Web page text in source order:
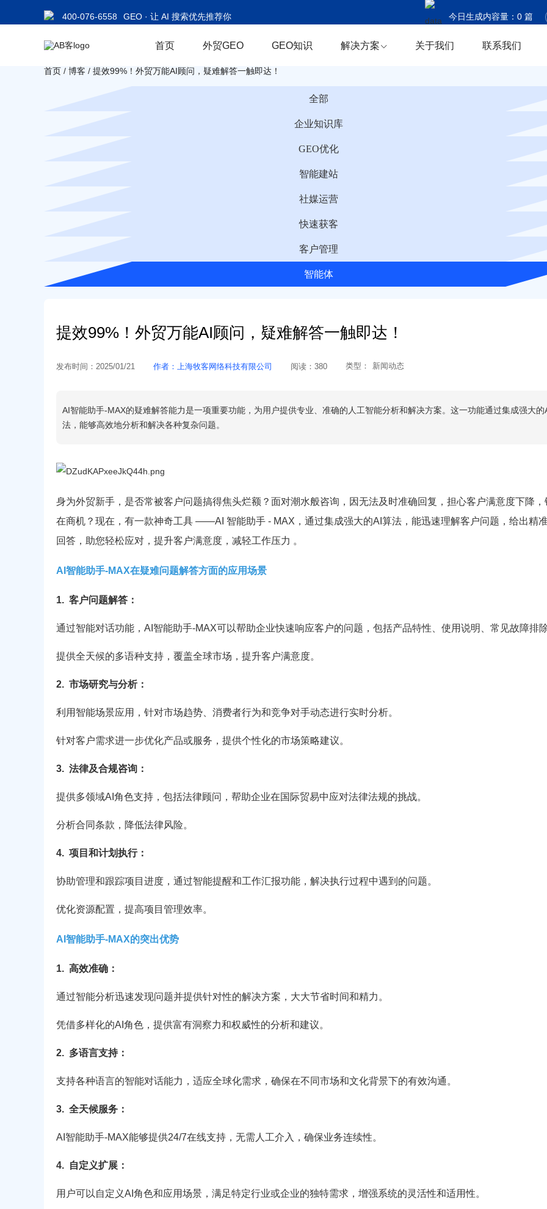
400-076-6558 GEO · 让 AI 搜索优先推荐你 今日生成内容量： 0篇
今日商机捕获： 0条
首页 外贸GEO GEO知识 解决方案 关于我们 联系我们
首页 / 博客 / 提效99%！外贸万能AI顾问，疑难解答一触即达！
全部
企业知识库
GEO优化
智能建站
社媒运营
快速获客
客户管理
智能体
提效99%！外贸万能AI顾问，疑难解答一触即达！
发布时间： 2025/01/21 作者： 上海牧客网络科技有限公司 阅读： 380 类型： 新闻动态
AI智能助手-MAX的疑难解答能力是一项重要功能，为用户提供专业、准确的人工智能分析和解决方案。这一功能通过集成强大的
法，能够高效地分析和解决各种复杂问题。
身为外贸新手，是否常被客户问题搞得焦头烂额？面对潮水般咨询，因无法及时准确回复，担心客户满意度下降，
在商机？现在，有一款神奇工具 ——AI 智能助手 - MAX，通过集成强大的AI算法，能迅速理解客户问题，给出精
回答，助您轻松应对，提升客户满意度，减轻工作压力 。
AI智能助手-MAX在疑难问题解答方面的应用场景
1. 客户问题解答：
通过智能对话功能，AI智能助手-MAX可以帮助企业快速响应客户的问题，包括产品特性、使用说明、常见故障排
提供全天候的多语种支持，覆盖全球市场，提升客户满意度。
2. 市场研究与分析：
利用智能场景应用，针对市场趋势、消费者行为和竞争对手动态进行实时分析。
针对客户需求进一步优化产品或服务，提供个性化的市场策略建议。
3. 法律及合规咨询：
提供多领域AI角色支持，包括法律顾问，帮助企业在国际贸易中应对法律法规的挑战。
分析合同条款，降低法律风险。
4. 项目和计划执行：
协助管理和跟踪项目进度，通过智能提醒和工作汇报功能，解决执行过程中遇到的问题。
优化资源配置，提高项目管理效率。
AI智能助手-MAX的突出优势
1. 高效准确：
通过智能分析迅速发现问题并提供针对性的解决方案，大大节省时间和精力。
凭借多样化的AI角色，提供富有洞察力和权威性的分析和建议。
2. 多语言支持：
支持各种语言的智能对话能力，适应全球化需求，确保在不同市场和文化背景下的有效沟通。
3. 全天候服务：
AI智能助手-MAX能够提供24/7在线支持，无需人工介入，确保业务连续性。
4. 自定义扩展：
用户可以自定义AI角色和应用场景，满足特定行业或企业的独特需求，增强系统的灵活性和适用性。